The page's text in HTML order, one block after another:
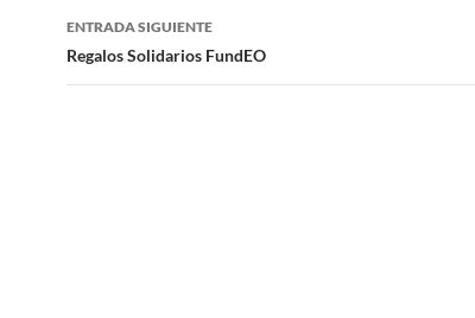
entradas
ENTRADA SIGUIENTE
Regalos Solidarios FundEO